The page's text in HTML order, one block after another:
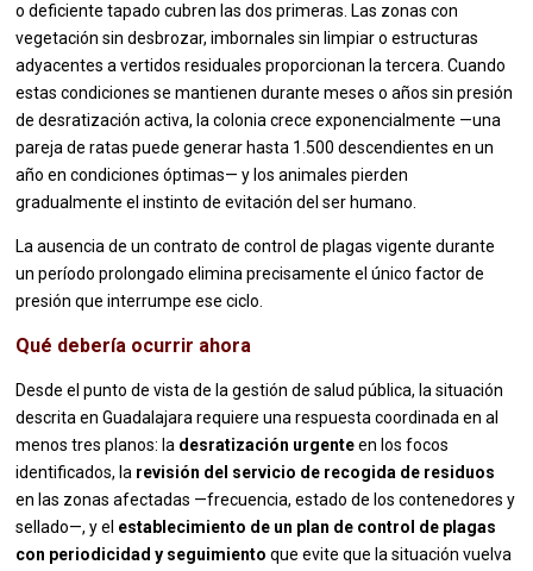
o deficiente tapado cubren las dos primeras. Las zonas con
vegetación sin desbrozar, imbornales sin limpiar o estructuras
adyacentes a vertidos residuales proporcionan la tercera. Cuando
estas condiciones se mantienen durante meses o años sin presión
de desratización activa, la colonia crece exponencialmente —una
pareja de ratas puede generar hasta 1.500 descendientes en un
año en condiciones óptimas— y los animales pierden
gradualmente el instinto de evitación del ser humano.
La ausencia de un contrato de control de plagas vigente durante
un período prolongado elimina precisamente el único factor de
presión que interrumpe ese ciclo.
Qué debería ocurrir ahora
Desde el punto de vista de la gestión de salud pública, la situación
descrita en Guadalajara requiere una respuesta coordinada en al
menos tres planos: la desratización urgenteen los focos
identificados, la revisión del servicio de recogida de residuos
en las zonas afectadas —frecuencia, estado de los contenedores y
sellado—, y el establecimiento de un plan de control de plagas
con periodicidad y seguimiento que evite que la situación vuelva